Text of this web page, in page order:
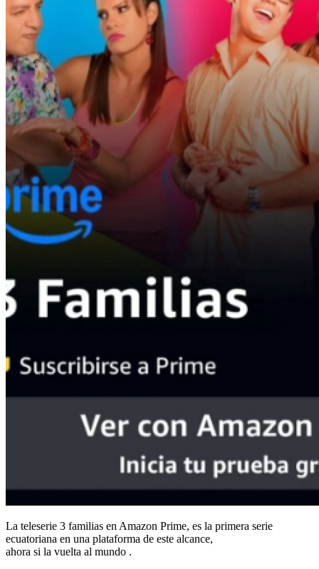
La teleserie 3 familias en Amazon Prime, es la primera serie
ecuatoriana en una plataforma de este alcance,
ahora si la vuelta al mundo .